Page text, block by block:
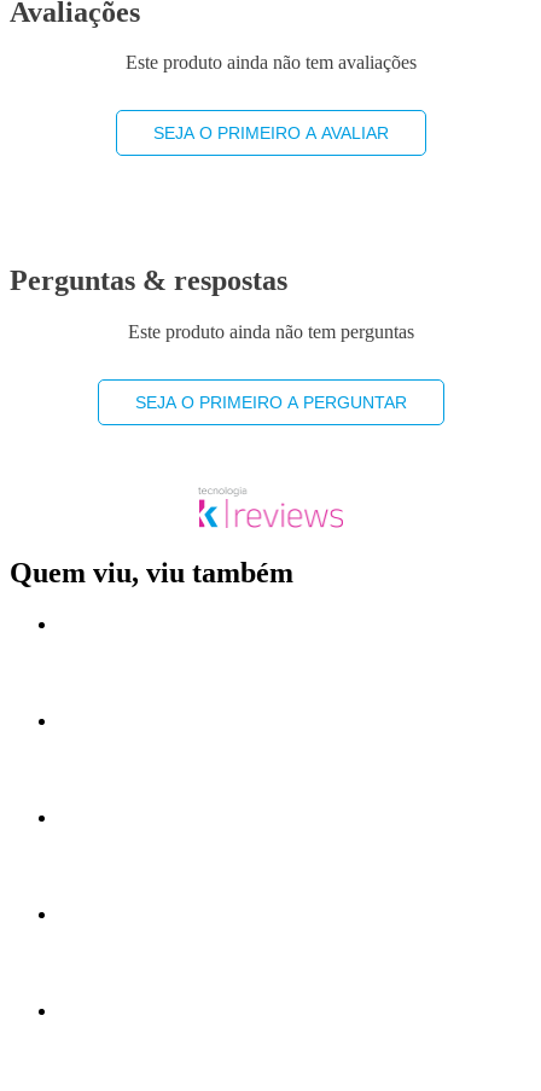
Avaliações
Este produto ainda não tem avaliações
SEJA O PRIMEIRO A AVALIAR
Perguntas & respostas
Este produto ainda não tem perguntas
SEJA O PRIMEIRO A PERGUNTAR
Quem viu, viu também